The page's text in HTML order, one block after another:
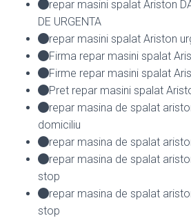
repar masini spalat Ariston
DE URGENTA
repar masini spalat Ariston
Firma repar masini spalat
Firme repar masini spalat
Pret repar masini spalat
repar masina de spalat
domiciliu
repar masina de spalat
repar masina de spalat
stop
repar masina de spalat
stop